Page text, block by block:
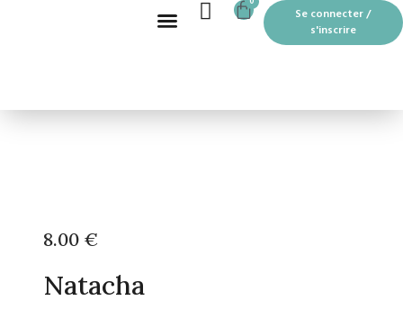
CART
Se connecter /
s'inscrire
8.00 €
Natacha